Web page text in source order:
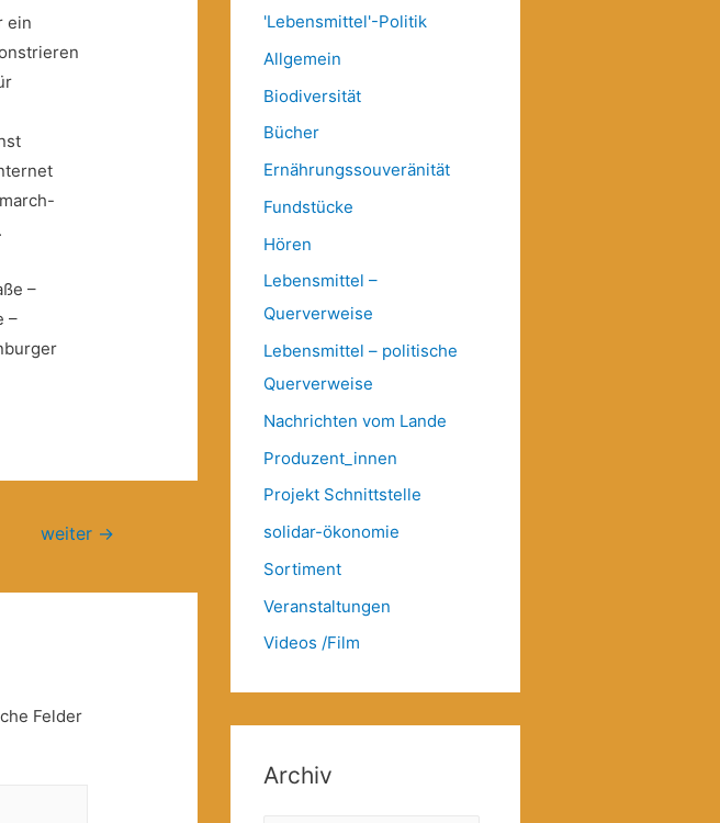
ein
–
–
weiter →
Felder
'Lebensmittel'-Politik
Allgemein
Biodiversität
Bücher
Ernährungssouveränität
Fundstücke
Hören
Lebensmittel –
Querverweise
Lebensmittel – politische
Querverweise
Nachrichten vom Lande
Produzent_innen
Projekt Schnittstelle
solidar-ökonomie
Sortiment
Veranstaltungen
Videos /Film
Archiv